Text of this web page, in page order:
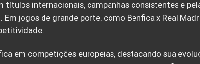
títulos internacionais, campanhas consistentes e
jogos de grande porte, como Benfica x Real
em competições europeias, destacando sua